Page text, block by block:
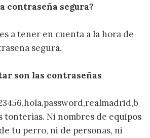
contraseña segura?
a tener en cuenta a la hora de
segura.
son las contraseñas
tonterías. Ni nombres de equipos
tu perro, ni de personas, ni